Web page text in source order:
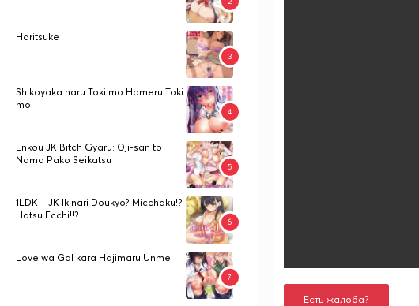
Есть жалоба?
Haritsuke
Shikoyaka naru Toki mo Hameru Toki
mo
Enkou JK Bitch Gyaru: Oji-san to
Nama Pako Seikatsu
1LDK + JK Ikinari Doukyo? Micchaku!?
Hatsu Ecchi!!?
Love wa Gal kara Hajimaru Unmei